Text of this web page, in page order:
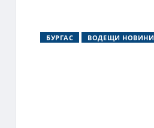
БУРГАС ВОДЕЩИ НОВИНИ